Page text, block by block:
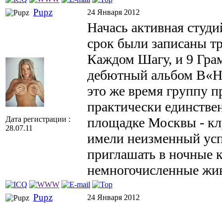
Pupz 24 Января 2012
Дата регистрации :
28.07.11
Начась активная
срок были записаны
Каждом Шагу, и 9
дебютный альбом
это же время группу
практически
площадке Москвы -
имели неизменный
приглашать в ночные
немногочисленные
Pupz 24 Января 2012